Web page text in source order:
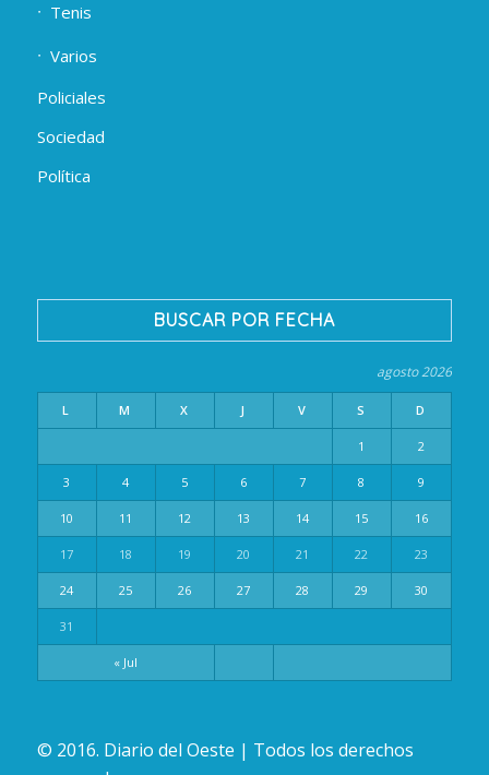
Tenis
Varios
Policiales
Sociedad
Política
BUSCAR POR FECHA
agosto 2026
L M X J V S D
« Jul
1 2
3 4 5 6 7 8 9
10 11 12 13 14 15 16
17 18 19 20 21 22 23
24 25 26 27 28 29 30
31
© 2016. Diario del Oeste | Todos los derechos